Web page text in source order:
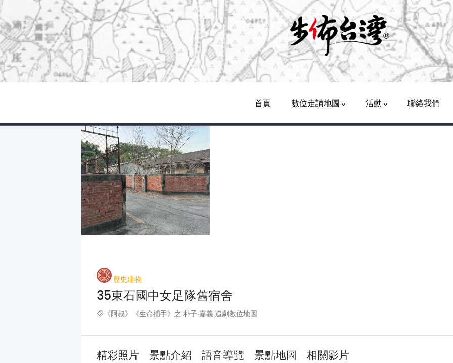
Navigation
首頁 數位走讀地圖 活動 聯絡我們
歷史建物
35東石國中女足隊舊宿舍
《阿叔》《生命捕手》之 朴子‧嘉義 追劇數位地圖
精彩照片 景點介紹 語音導覽 景點地圖 相關影片